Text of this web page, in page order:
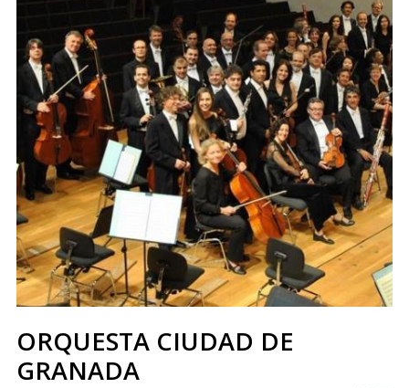
ORQUESTA CIUDAD DE
GRANADA